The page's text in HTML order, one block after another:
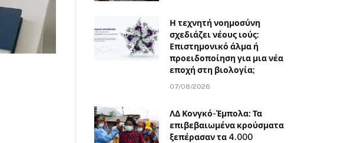
Η τεχνητή νοημοσύνη
σχεδιάζει νέους ιούς:
Επιστημονικό άλμα ή
προειδοποίηση για μια νέα
εποχή στη βιολογία;
07/08/2026
ΛΔ Κονγκό-Έμπολα: Τα
επιβεβαιωμένα κρούσματα
ξεπέρασαν τα 4.000